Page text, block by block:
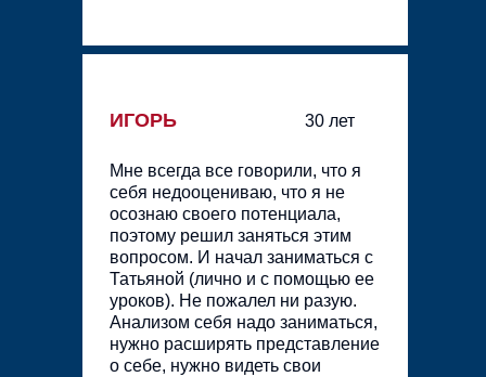
ИГОРЬ
Мне всегда все говорили, что я
себя недооцениваю, что я не
осознаю своего потенциала,
поэтому решил заняться этим
вопросом. И начал заниматься с
Татьяной (лично и с помощью ее
уроков). Не пожалел ни разую.
Анализом себя надо заниматься,
нужно расширять представление
о себе, нужно видеть свои
30 лет